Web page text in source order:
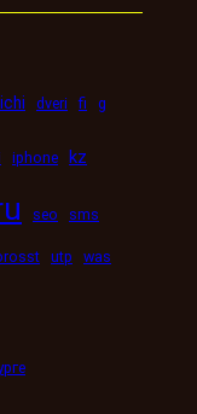
dveri fi g
iphone kz
seo sms
utp was